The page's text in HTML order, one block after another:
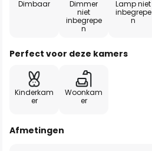
Dimbaar
Dimmer
niet
inbegrepe
n
Lamp niet
inbegrepe
n
Perfect voor deze kamers
Kinderkam
er
Woonkam
er
Afmetingen